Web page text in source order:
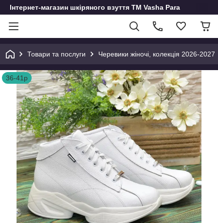
Інтернет-магазин шкіряного взуття ТМ Vasha Para
Товари та послуги Черевики жіночі, колекція 2026-2027
36-41р